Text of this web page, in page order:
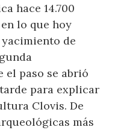
hace 14.700
lo que hoy
de
el paso se abrió
para explicar
Clovis. De
más